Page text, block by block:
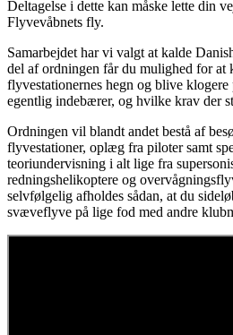
Deltagelse i dette kan måske lette din
Flyvevåbnets fly.
Samarbejdet har vi valgt at kalde
del af ordningen får du mulighed for at
flyvestationernes hegn og blive
egentlig indebærer, og hvilke krav der
Ordningen vil blandt andet bestå af
flyvestationer, oplæg fra piloter samt
teoriundervisning i alt lige fra
redningshelikoptere og
selvfølgelig afholdes sådan, at du
svæveflyve på lige fod med andre